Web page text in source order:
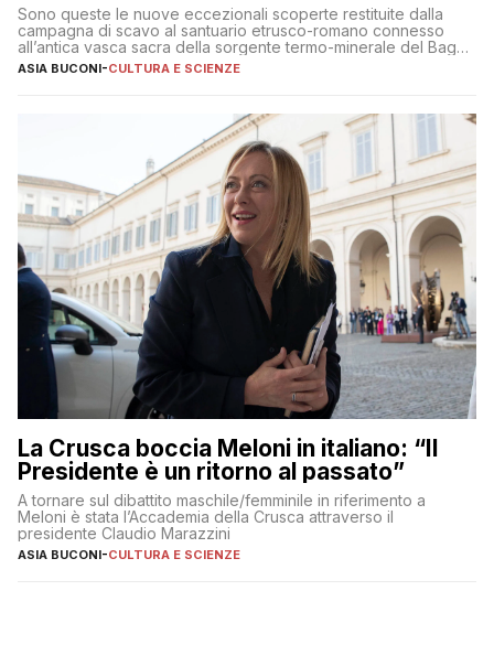
Sono queste le nuove eccezionali scoperte restituite dalla
campagna di scavo al santuario etrusco-romano connesso
all’antica vasca sacra della sorgente termo-minerale del Bagno
Grande
ASIA BUCONI-CULTURA E SCIENZE
La Crusca boccia Meloni in italiano: “Il
Presidente è un ritorno al passato”
A tornare sul dibattito maschile/femminile in riferimento a
Meloni è stata l’Accademia della Crusca attraverso il
presidente Claudio Marazzini
ASIA BUCONI-CULTURA E SCIENZE